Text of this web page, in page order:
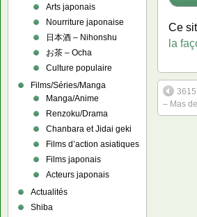
Ce
la
– Mas
Arts japonais
Nourriture japonaise
日本酒 – Nihonshu
お茶 – Ocha
Culture populaire
Films/Séries/Manga
Manga/Anime
Renzoku/Drama
Chanbara et Jidai geki
Films d’action asiatiques
Films japonais
Acteurs japonais
Actualités
Shiba